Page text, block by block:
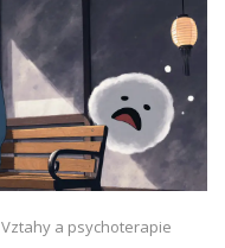
Vztahy a psychoterapie